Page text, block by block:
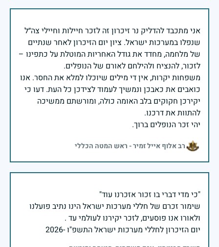
אני מתכבד להדליק נר זיכרון זה לזכר חיילות וחיילי צה״ל
שנפלו במערכות ישראל. ציון יום הזיכרון לאחר שנתיים
של מלחמה, מחדד את גודל האחריות המוטלת על כתפינו –
משפחות יקרות, אין די מילים שיוכלו למלא את החסר. אנו
כואבים את כאבכן ונמשיך לעמוד לצידכן כל העת. דעו כי
יקירכן חקוקים בלב האומה כולה, ומורשתם ממשיכה
יהי זכר הנופלים ברוך.
רב אלוף אייל זמיר - ראש המטה הכללי
שימור זכרם של חללי מערכות ישראל הינו נתיב פועלנו
יום הזיכרון לחללי מערכות ישראל התשפ"ו -2026